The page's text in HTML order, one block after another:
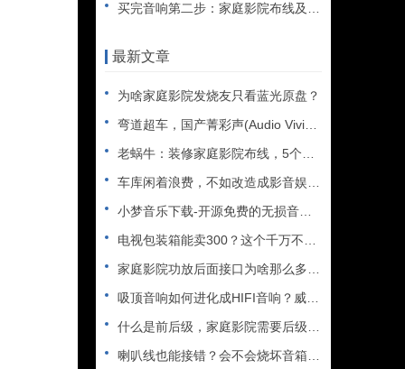
买完音响第二步：家庭影院布线及音箱摆位
最新文章
为啥家庭影院发烧友只看蓝光原盘？
弯道超车，国产菁彩声(Audio Vivid)能否取代杜比全
老蜗牛：装修家庭影院布线，5个必看的注意事项
车库闲着浪费，不如改造成影音娱乐室吧
小梦音乐下载-开源免费的无损音乐下载神器
电视包装箱能卖300？这个千万不要扔……
家庭影院功放后面接口为啥那么多？假装高端卖高价？
吸顶音响如何进化成HIFI音响？威力声功放再升级
什么是前后级，家庭影院需要后级吗？天逸11声道功放AD-83
喇叭线也能接错？会不会烧坏音箱（功放）​？